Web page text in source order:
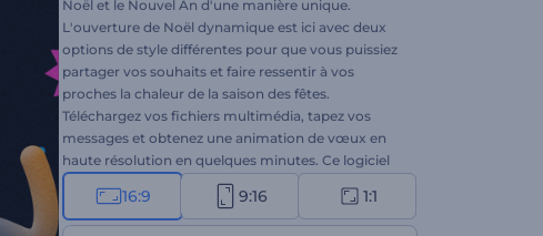
Noël et le Nouvel An d'une manière unique.
L'ouverture de Noël dynamique est ici avec deux
options de style différentes pour que vous puissiez
partager vos souhaits et faire ressentir à vos
proches la chaleur de la saison des fêtes.
Téléchargez vos fichiers multimédia, tapez vos
messages et obtenez une animation de vœux en
haute résolution en quelques minutes. Ce logiciel
convient parfaitement aux vœux vidéo, aux
invitations à des célébrations, aux publicités
télévisées pour Noël ou le Nouvel An, et bien
16:9 9:16 1:1